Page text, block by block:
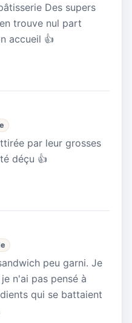
Des supers
trouve nul part
accueil 👍
par leur grosses
déçu 👍
peu garni. Je
n'ai pas pensé à
qui se battaient